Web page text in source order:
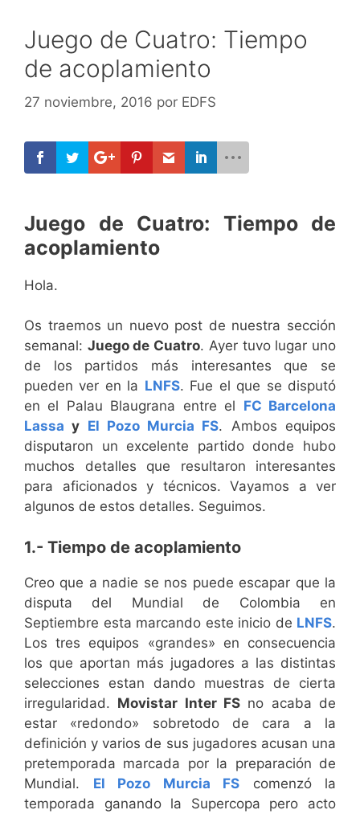
Juego de Cuatro: Tiempo
de acoplamiento
27 noviembre, 2016 por EDFS
Juego de Cuatro: Tiempo de
acoplamiento
Hola.
Os traemos un nuevo post de nuestra sección
semanal: Juego de Cuatro. Ayer tuvo lugar uno
de los partidos más interesantes que se
pueden ver en la LNFS. Fue el que se disputó
en el Palau Blaugrana entre el FC Barcelona
Lassay El Pozo Murcia FS. Ambos equipos
disputaron un excelente partido donde hubo
muchos detalles que resultaron interesantes
para aficionados y técnicos. Vayamos a ver
algunos de estos detalles. Seguimos.
1.- Tiempo de acoplamiento
Creo que a nadie se nos puede escapar que la
disputa del Mundial de Colombia en
Septiembre esta marcando este inicio de LNFS.
Los tres equipos «grandes» en consecuencia
los que aportan más jugadores a las distintas
selecciones estan dando muestras de cierta
irregularidad. Movistar Inter FS no acaba de
estar «redondo» sobretodo de cara a la
definición y varios de sus jugadores acusan una
pretemporada marcada por la preparación de
Mundial. El Pozo Murcia FS comenzó la
temporada ganando la Supercopa pero acto